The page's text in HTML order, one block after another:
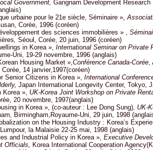
Government, Gangnam Development
urbaine pour le 21e siècle, Séminaire »,
Corée, 1996 (coréen)
des sciences immobilières » ,
Séoul, Corée, 20 juin, 1996 (coréen)
in Korea », International Seminar on Private
Uni, 19-29 novembre, 1996 (anglais)
Housing Market », Conférence Canada-Corée,
14 janvier,1997(coréen)
Senior Citizens in Korea », International
Japan International Longevity Center, Tokyo,
Korea », UK-Korea Joint Workshop on Private
20 novembre, 1997(anglais)
in Korea », (co-auteur : Lee Dong Sung), UK-
Birmingham,Royaume-Uni, 29 juin, 1998
on the Housing Industry : Korea’s
la Malaisie 22-25 mai, 1998 (anglais)
and Industrial Policy in Korea », Executive
Officials,
Korea International Cooperation